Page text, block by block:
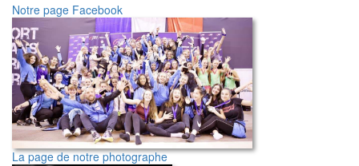
Notre page Facebook
La page de notre photographe